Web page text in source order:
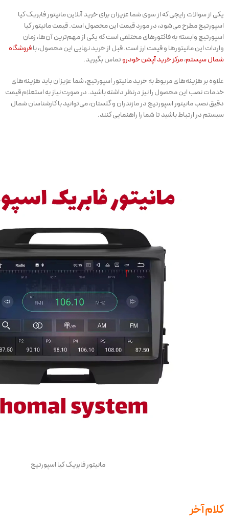
یکی از سوالات رایجی که از سوی شما عزیزان برای خرید آنلاین مانیتور فابریک کیا
اسپورتیج مطرح می‌شود، در مورد قیمت این محصول است. قیمت مانیتور کیا
اسپورتیچ وابسته به فاکتورهای مختلفی است که یکی از مهم‌ترین آن‌ها، زمان
واردات این مانیتورها و قیمت ارز است. قبل از خرید نهایی این محصول، بافروشگاه
شمال سیستم،مرکز خرید آپشن خودروتماس بگیرید.
علاوه بر هزینه‌های مربوط به خرید مانیتور اسپورتیج، شما عزیزان باید هزینه‌های
خدمات نصب این محصول را نیز درنظر داشته باشید. در صورت نیاز به استعلام قیمت
دقیق نصب مانیتور اسپورتیج در مازندران و گلستان، می‌توانید با کارشناسان شمال
سیستم در ارتباط باشید تا شما را راهنمایی کنند.
مانیتور فابریک کیا اسپورتیج
کلام آخر